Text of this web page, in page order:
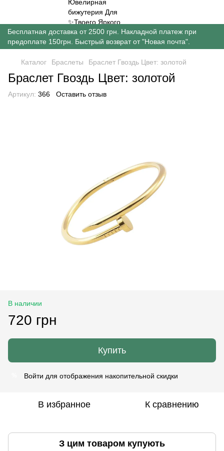
Бесплатная доставка от 2500 грн. Накладной платеж при
предоплате 150грн. Быстрый возврат от "Новая почта".
Каталог Браслеты Браслет Гвоздь Цвет: золотой
Браслет Гвоздь Цвет: золотой
Артикул: 366 Оставить отзыв
В наличии
720 грн
Купить
Войти для отображения накопительной скидки
В избранное К сравнению
З цим товаром купують